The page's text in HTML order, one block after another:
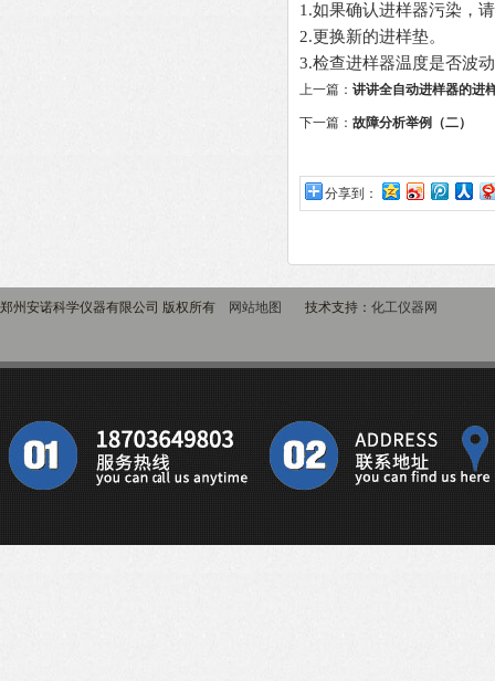
1.如果确认进样器污染，
2.更换新的进样垫。
3.检查进样器温度是否波
上一篇： 讲讲全自动进样器的进
因
下一篇： 故障分析举例（二）
分享到：
郑州安诺科学仪器有限公司 版权所有 网站地图 技术支持： 化工仪器网